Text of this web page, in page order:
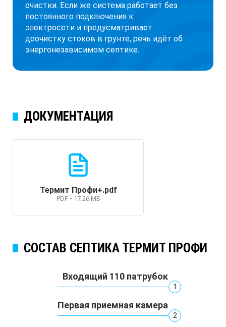
очистки. Если же система работает без
постоянного подключения к
электросети и предусматривает
доочистку стоков в грунте, речь идёт об
энергонезависимом септике.
ДОКУМЕНТАЦИЯ
Термит Профи+.pdf
PDF • 17.26 МБ
СОСТАВ СЕПТИКА ТЕРМИТ ПРОФИ
Входящий 110 патрубок
1
Первая приемная камера
2